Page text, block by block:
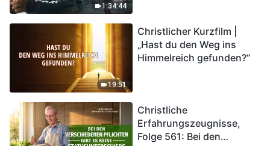
1:34:44
in das Königreich Gottes
eintreten?
19:51
Christlicher Kurzfilm |
„Hast du den Weg ins
Himmelreich gefunden?“
Christliche
Erfahrungszeugnisse,
Folge 561: Bei den